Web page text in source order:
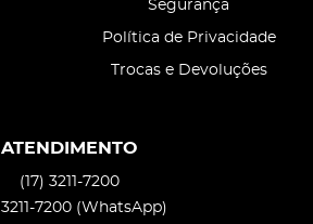
Segurança
Política de Privacidade
Trocas e Devoluções
ATENDIMENTO
(17) 3211-7200
3211-7200 (WhatsApp)